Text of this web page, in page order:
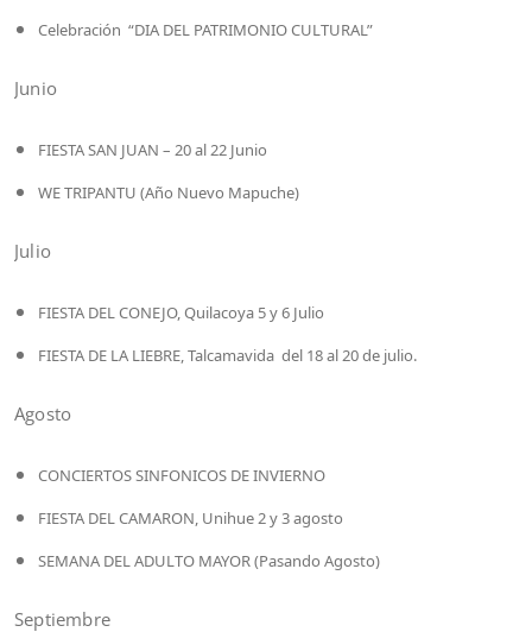
Celebración “DIA DEL PATRIMONIO CULTURAL”
Junio
FIESTA SAN JUAN – 20 al 22 Junio
WE TRIPANTU (Año Nuevo Mapuche)
Julio
FIESTA DEL CONEJO, Quilacoya 5 y 6 Julio
FIESTA DE LA LIEBRE, Talcamavida del 18 al 20 de julio.
Agosto
CONCIERTOS SINFONICOS DE INVIERNO
FIESTA DEL CAMARON, Unihue 2 y 3 agosto
SEMANA DEL ADULTO MAYOR (Pasando Agosto)
Septiembre